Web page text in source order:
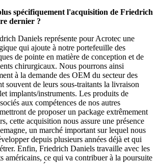
spécifiquement l'acquisition de Friedrich
dernier ?
Daniels représente pour Acrotec une
qui ajoute à notre portefeuille des
de pointe en matière de conception et de
chirurgicaux. Nous pourrons ainsi
à la demande des OEM du secteur des
souvent de leurs sous-traitants la livraison
implants/instruments. Les produits de
aux compétences de nos autres
de proposer un package extrêmement
cette acquisition nous assure une présence
un marché important sur lequel nous
depuis plusieurs années déjà et qui
Enfin, Friedrich Daniels travaille avec les
américains, ce qui va contribuer à la poursuite